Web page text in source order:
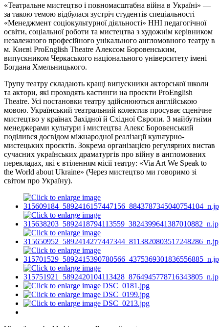
«Театральне мистецтво і повномасштабна війна в Україні» —
за такою темою відбулася зустріч студентів спеціальності
«Менеджмент соціокультурної діяльності» ННІ педагогічної
освіти, соціальної роботи та мистецтва з художнім керівником
незалежного професійного унікального англомовного театру в
м. Києві ProEnglish Theatre Алексом Боровенським,
випускником Черкаського національного університету імені
Богдана Хмельницького.
Трупу театру складають кращі випускники акторської школи
та актори, які проходять кастинги на проєкти ProEnglish
Theatre. Усі постановки театру здійснюються англійською
мовою. Український театральний колектив просуває сценічне
мистецтво у країнах Західної й Східної Європи. З майбутніми
менеджерами культури і мистецтва Алекс Боровенський
поділився досвідом міжнародної реалізації культурно-
мистецьких проєктів. Зокрема організацією регулярних вистав
сучасних українських драматургів про війну в англомовних
перекладах, які є втіленням місії театру: «Via Art We Speak to
the World about Ukraine» (Через мистецтво ми говоримо зі
світом про Україну).